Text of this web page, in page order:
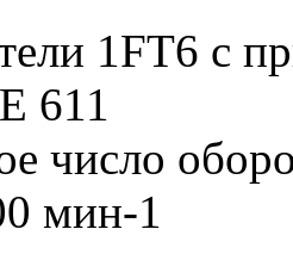
1FT6 с
611
число
мин-1